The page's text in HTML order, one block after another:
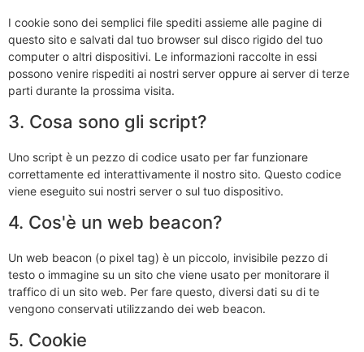
I cookie sono dei semplici file spediti assieme alle pagine di
questo sito e salvati dal tuo browser sul disco rigido del tuo
computer o altri dispositivi. Le informazioni raccolte in essi
possono venire rispediti ai nostri server oppure ai server di terze
parti durante la prossima visita.
3. Cosa sono gli script?
Uno script è un pezzo di codice usato per far funzionare
correttamente ed interattivamente il nostro sito. Questo codice
viene eseguito sui nostri server o sul tuo dispositivo.
4. Cos'è un web beacon?
Un web beacon (o pixel tag) è un piccolo, invisibile pezzo di
testo o immagine su un sito che viene usato per monitorare il
traffico di un sito web. Per fare questo, diversi dati su di te
vengono conservati utilizzando dei web beacon.
5. Cookie